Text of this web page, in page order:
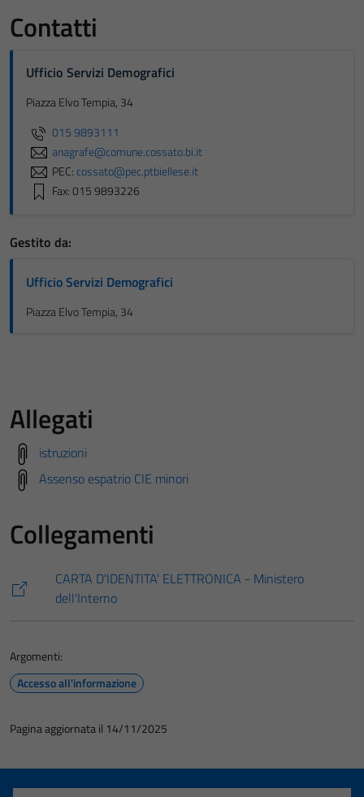
Contatti
Ufficio Servizi Demografici
Piazza Elvo Tempia, 34
015 9893111
anagrafe@comune.cossato.bi.it
PEC:cossato@pec.ptbiellese.it
Fax: 015 9893226
Gestito da:
Ufficio Servizi Demografici
Piazza Elvo Tempia, 34
Allegati
istruzioni
Assenso espatrio CIE minori
Collegamenti
CARTA D'IDENTITA' ELETTRONICA - Ministero
dell'Interno
Argomenti:
Accesso all'informazione
Pagina aggiornata il 14/11/2025